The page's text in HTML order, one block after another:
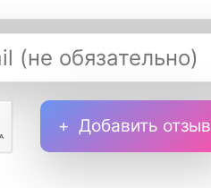
Добавить отзыв